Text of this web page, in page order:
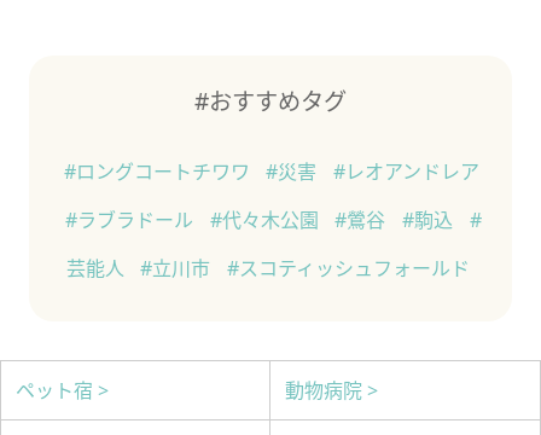
#おすすめタグ
#ロングコートチワワ #災害
#レオアンドレア
#ラブラドール
#代々木公園 #鶯谷 #駒込
#
芸能人
#立川市 #スコティッシュフォールド
ペット宿 > 動物病院 >